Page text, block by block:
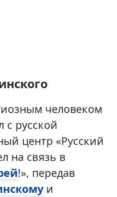
человеком
с русской
центр «Русский
на связь в
!», передав
и